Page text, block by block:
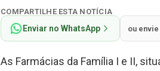
COMPARTILHE ESTA NOTÍCIA
Enviar no WhatsApp ou
As Farmácias da Família I e II,